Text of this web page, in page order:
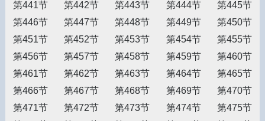
第441节
第442节 第443节 第444节
第445节
第446节
第447节 第448节 第449节
第450节
第451节
第452节 第453节 第454节
第455节
第456节
第457节 第458节 第459节
第460节
第461节
第462节 第463节 第464节
第465节
第466节
第467节 第468节 第469节
第470节
第471节
第472节 第473节 第474节
第475节